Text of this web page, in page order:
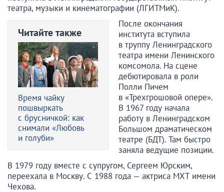
театра, музыки и кинематографии (ЛГИТМиК).
Читайте также
Время чайку
пошвыркать
с брусничкой: как
снимали «Любовь
и голуби»
После окончания
института вступила
в труппу Ленинградского
театра имени Ленинского
комсомола. На сцене
дебютировала в роли
Полли Пичем
в «Трехгрошовой опере».
В 1967 году начала
работу в Ленинградском
Большом драматическом
театре (БДТ). Там быстро
заняла ведущие позиции.
В 1979 году вместе с супругом, Сергеем Юрским,
переехала в Москву. С 1988 года — актриса МХТ имени
Чехова.